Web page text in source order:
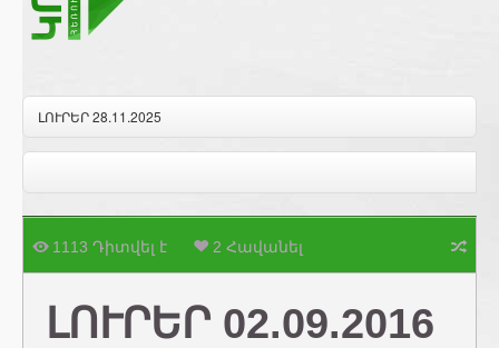
ԼՈՒՐԵՐ 28.11.2025
1113 Դիտվել է 2 Հավանել
ԼՈՒՐԵՐ 02.09.2016